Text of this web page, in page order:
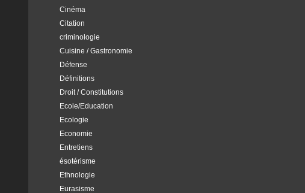
Cinéma
Citation
criminologie
Cuisine / Gastronomie
Défense
Définitions
Droit / Constitutions
Ecole/Education
Ecologie
Economie
Entretiens
ésotérisme
Ethnologie
Eurasisme